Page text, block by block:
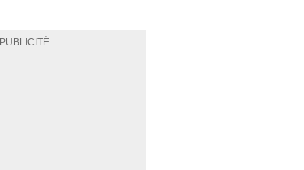
PUBLICITÉ